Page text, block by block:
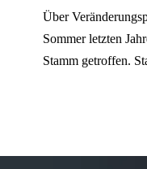
Über
Sommer letzten
Stamm getroffen.